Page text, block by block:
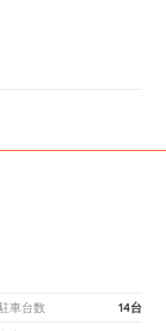
車台数 14台